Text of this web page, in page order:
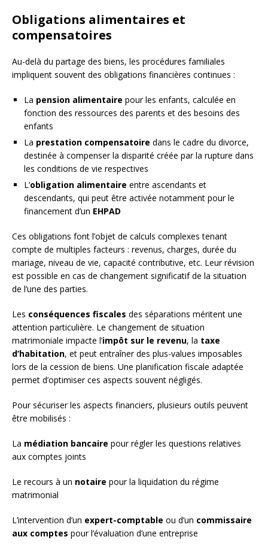
Obligations alimentaires et
compensatoires
Au-delà du partage des biens, les procédures familiales
impliquent souvent des obligations financières continues :
La pension alimentaire pour les enfants, calculée en
fonction des ressources des parents et des besoins des
enfants
La prestation compensatoire dans le cadre du divorce,
destinée à compenser la disparité créée par la rupture dans
les conditions de vie respectives
L’obligation alimentaire entre ascendants et
descendants, qui peut être activée notamment pour le
financement d’un EHPAD
Ces obligations font l’objet de calculs complexes tenant
compte de multiples facteurs : revenus, charges, durée du
mariage, niveau de vie, capacité contributive, etc. Leur révision
est possible en cas de changement significatif de la situation
de l’une des parties.
Les conséquences fiscales des séparations méritent une
attention particulière. Le changement de situation
matrimoniale impacte l’impôt sur le revenu, la taxe
d’habitation, et peut entraîner des plus-values imposables
lors de la cession de biens. Une planification fiscale adaptée
permet d’optimiser ces aspects souvent négligés.
Pour sécuriser les aspects financiers, plusieurs outils peuvent
être mobilisés :
La médiation bancaire pour régler les questions relatives
aux comptes joints
Le recours à un notaire pour la liquidation du régime
matrimonial
L’intervention d’un expert-comptable ou d’un commissaire
aux comptes pour l’évaluation d’une entreprise